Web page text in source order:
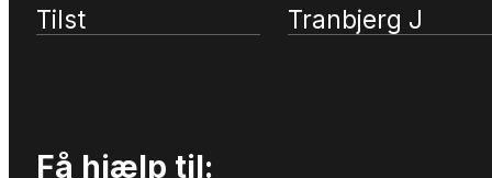
Tilst
Tranbjerg J
Få hjælp til: